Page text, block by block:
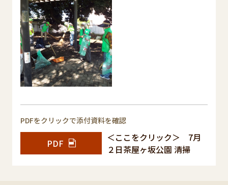
PDFをクリックで添付資料を確認
PDF
＜ここをクリック＞ 7月
２日茶屋ヶ坂公園 清掃